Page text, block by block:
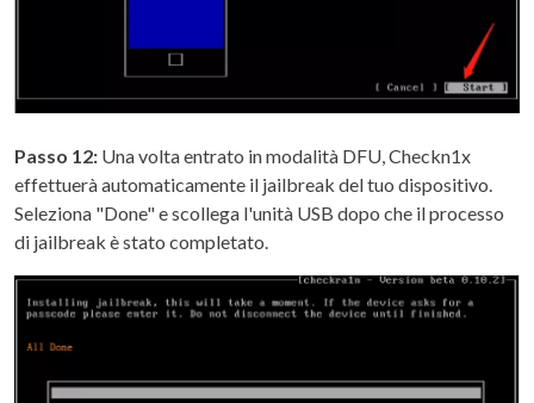
Passo 12: Una volta entrato in modalità DFU, Checkn1x
effettuerà automaticamente il jailbreak del tuo dispositivo.
Seleziona "Done" e scollega l'unità USB dopo che il processo
di jailbreak è stato completato.